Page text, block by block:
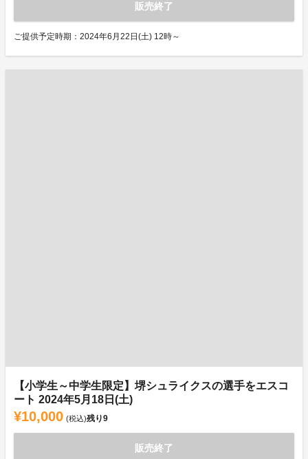
販売終了
ご提供予定時期：2024年6月22日(土) 12時～
【小学生～中学生限定】堺シュライクスの選手をエスコ
ート 2024年5月18日(土)
¥10,000 (税込)残り9
販売終了